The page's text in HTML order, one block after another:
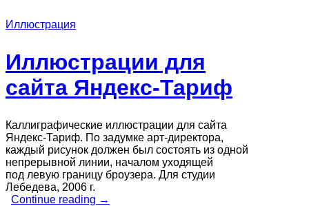
Иллюстрация
Иллюстрации для
сайта Яндекс-Тариф
Каллиграфические иллюстрации для сайта
Яндекс-Тариф. По задумке арт-директора,
каждый рисунок должен был состоять из одной
непрерывной линии, началом уходящей
под левую границу броузера. Для студии
Лебедева, 2006 г.
Continue reading “Иллюстрации
→